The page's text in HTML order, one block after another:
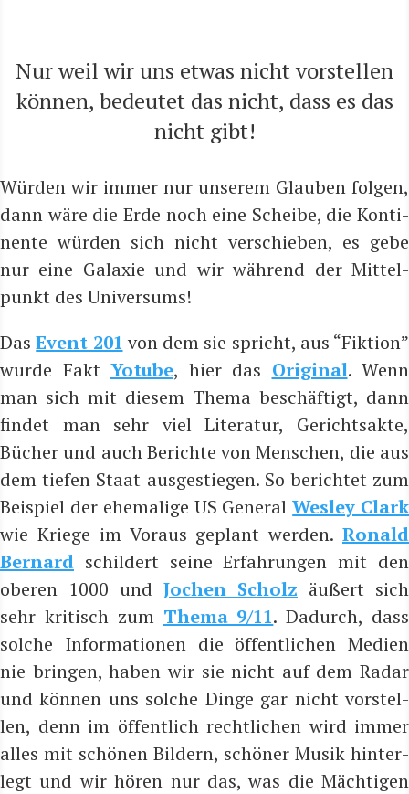
Nur weil wir uns etwas nicht vor­stel­len
kön­nen, bedeu­tet das nicht, dass es das
nicht gibt!
Wür­den wir immer nur unse­rem Glau­ben fol­gen,
dann wäre die Erde noch eine Schei­be, die Kon­ti­
nen­te wür­den sich nicht ver­schie­ben, es gebe
nur eine Gala­xie und wir wäh­rend der Mit­tel­
punkt des Universums!
DasEvent 201 von dem sie spricht, aus “Fik­ti­on”
wur­de Fakt Yotu­be, hier das Ori­gi­nal. Wenn
man sich mit die­sem The­ma beschäf­tigt, dann
fin­det man sehr viel Lite­ra­tur, Gerichts­ak­te,
Bücher und auch Berich­te von Men­schen, die aus
dem tie­fen Staat aus­ge­stie­gen. So berich­tet zum
Bei­spiel der ehe­ma­li­ge US Gene­ralWes­ley Clark
wie Krie­ge im Vor­aus geplant wer­den. Ronald
Ber­nard schil­dert sei­ne Erfah­run­gen mit den
obe­ren 1000 und Jochen Scholz äußert sich
sehr kri­tisch zum The­ma 9/11. Dadurch, dass
sol­che Infor­ma­tio­nen die öffent­li­chen Medi­en
nie brin­gen, haben wir sie nicht auf dem Radar
und kön­nen uns sol­che Din­ge gar nicht vor­stel­
len, denn im öffent­lich recht­li­chen wird immer
alles mit schö­nen Bil­dern, schö­ner Musik hin­ter­
legt und wir hören nur das, was die Mäch­ti­gen